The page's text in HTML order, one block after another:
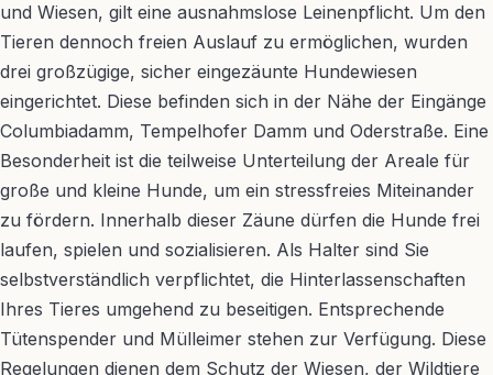
und Wiesen, gilt eine ausnahmslose Leinenpflicht. Um den
Tieren dennoch freien Auslauf zu ermöglichen, wurden
drei großzügige, sicher eingezäunte Hundewiesen
eingerichtet. Diese befinden sich in der Nähe der Eingänge
Columbiadamm, Tempelhofer Damm und Oderstraße. Eine
Besonderheit ist die teilweise Unterteilung der Areale für
große und kleine Hunde, um ein stressfreies Miteinander
zu fördern. Innerhalb dieser Zäune dürfen die Hunde frei
laufen, spielen und sozialisieren. Als Halter sind Sie
selbstverständlich verpflichtet, die Hinterlassenschaften
Ihres Tieres umgehend zu beseitigen. Entsprechende
Tütenspender und Mülleimer stehen zur Verfügung. Diese
Regelungen dienen dem Schutz der Wiesen, der Wildtiere